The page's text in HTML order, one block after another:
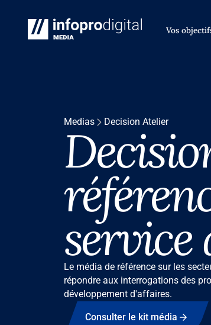
Vos
Medias Decision Atelier
service
Le média de référence sur les
répondre aux interrogations des
développement d'affaires.
Consulter le kit média